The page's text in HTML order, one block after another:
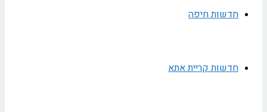
חדשות חיפה
חדשות קריית אתא